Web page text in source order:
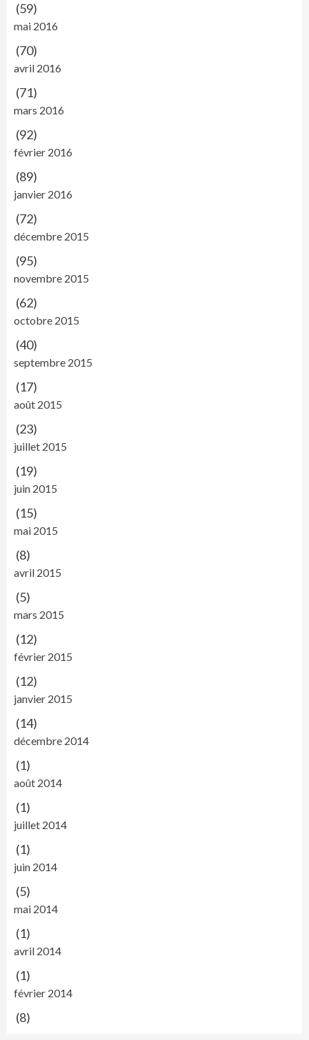
(59)
mai 2016
(70)
avril 2016
(71)
mars 2016
(92)
février 2016
(89)
janvier 2016
(72)
décembre 2015
(95)
novembre 2015
(62)
octobre 2015
(40)
septembre 2015
(17)
août 2015
(23)
juillet 2015
(19)
juin 2015
(15)
mai 2015
(8)
avril 2015
(5)
mars 2015
(12)
février 2015
(12)
janvier 2015
(14)
décembre 2014
(1)
août 2014
(1)
juillet 2014
(1)
juin 2014
(5)
mai 2014
(1)
avril 2014
(1)
février 2014
(8)